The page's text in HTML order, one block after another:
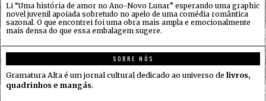
Li “Uma história de amor no Ano-Novo Lunar” esperando uma graphic
novel juvenil apoiada sobretudo no apelo de uma comédia romântica
sazonal. O que encontrei foi uma obra mais ampla e emocionalmente
mais densa do que essa embalagem sugere.
SOBRE NÓS
Gramatura Alta é um jornal cultural dedicado ao universo de livros,
quadrinhos e mangás.